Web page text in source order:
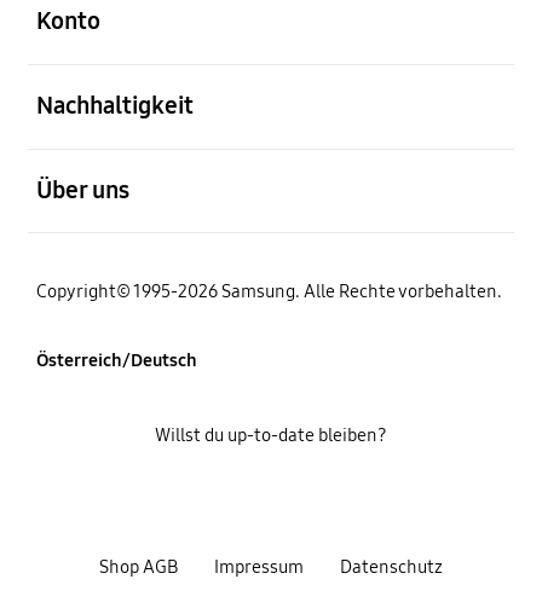
Konto
Nachhaltigkeit
Über uns
Copyright© 1995-2026 Samsung. Alle Rechte vorbehalten.
Österreich/Deutsch
Shop AGB Impressum Datenschutz
Willst du up-to-date bleiben?